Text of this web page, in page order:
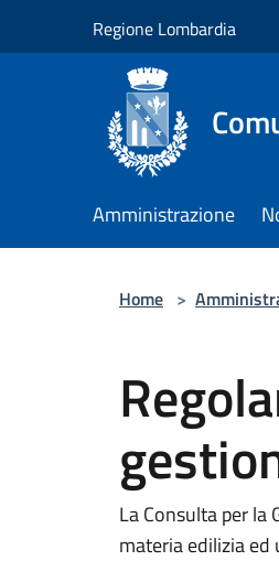
Regione Lombardia
Amministrazione
Home >
La Consulta per
materia edilizia ed